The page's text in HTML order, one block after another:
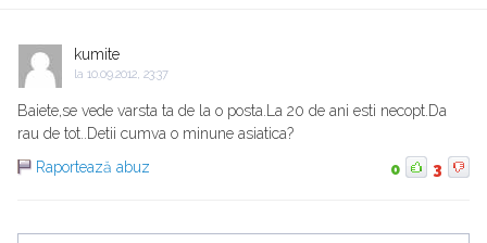
kumite
la 10.09.2012, 23:37
Baiete,se vede varsta ta de la o posta.La 20 de ani esti necopt.Da
rau de tot..Detii cumva o minune asiatica?
Raportează abuz
0 3